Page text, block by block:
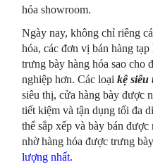
hóa showroom.
Ngày nay, không chỉ riêng
hóa, các đơn vị bán hàng
trưng bày hàng hóa sao cho
nghiệp hơn. Các loạikệ
siêu thị, cửa hàng bày được
tiết kiệm và tận dụng tối đa
thể sắp xếp và bày bán được
nhờ hàng hóa được trưng
lượng nhất.